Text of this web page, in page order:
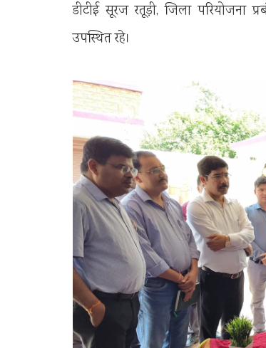
डीटीई सूरज रतूड़ी, जिला परियोजना
उपस्थित रहे।